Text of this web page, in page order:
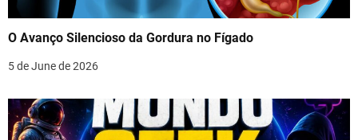
O Avanço Silencioso da Gordura no Fígado
5 de June de 2026